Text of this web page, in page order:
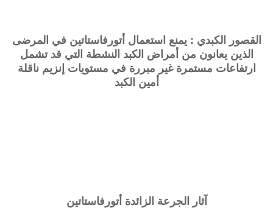
القصور الكبدي : يمنع استعمال أتورفاستاتين في المرضى
الذين يعانون من أمراض الكبد النشطة التي قد تشمل
ارتفاعات مستمرة غير مبررة في مستويات إنزيم ناقلة
أمين الكبد
آثار الجرعة الزائدة أتورفاستاتين